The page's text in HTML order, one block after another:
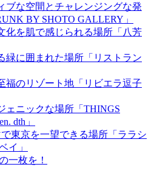
ブな空間とチャレンジングな発
BY SHOTO GALLERY」
化を肌で感じられる場所「八芳
緑に囲まれた場所「リストラン
福のリゾート地「リビエラ逗子
ェニックな場所「THINGS
dth」
東京を一望できる場所「ララシ
イ」
一枚を！